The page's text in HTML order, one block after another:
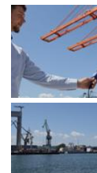
Pokaż
zdjęcie
1
z
galerii.